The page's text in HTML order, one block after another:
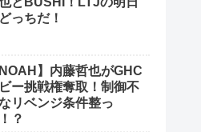
っちだ！
NOAH】内藤哲也がGHC
ー挑戦権奪取！制御不
リベンジ条件整っ
？